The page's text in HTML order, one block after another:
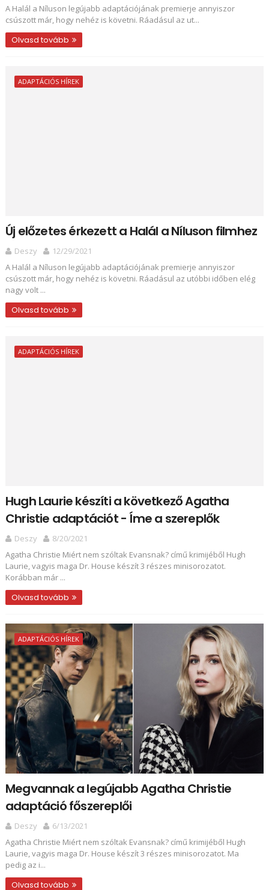
A Halál a Níluson legújabb adaptációjának premierje annyiszor
csúszott már, hogy nehéz is követni. Ráadásul az ut...
Olvasd tovább
ADAPTÁCIÓS HÍREK
Új előzetes érkezett a Halál a Níluson filmhez
Deszy
12/29/2021
A Halál a Níluson legújabb adaptációjának premierje annyiszor
csúszott már, hogy nehéz is követni. Ráadásul az utóbbi időben elég
nagy volt ...
Olvasd tovább
ADAPTÁCIÓS HÍREK
Hugh Laurie készíti a következő Agatha
Christie adaptációt - Íme a szereplők
Deszy
8/20/2021
Agatha Christie Miért ​nem szóltak Evansnak? című krimijéből Hugh
Laurie, vagyis maga Dr. House készít 3 részes minisorozatot.
Korábban már ...
Olvasd tovább
ADAPTÁCIÓS HÍREK
Megvannak a legújabb Agatha Christie
adaptáció főszereplői
Deszy
6/13/2021
Agatha Christie Miért ​nem szóltak Evansnak? című krimijéből Hugh
Laurie, vagyis maga Dr. House készít 3 részes minisorozatot. Ma
pedig az i...
Olvasd tovább